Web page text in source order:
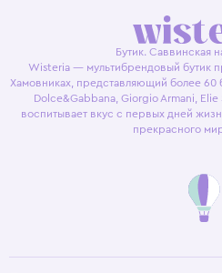
Бутик. Саввинская
Wisteria — мультибрендовый бутик
Хамовниках, представляющий более 60
Dolce&Gabbana, Giorgio Armani, Elie
воспитывает вкус с первых дней
прекрасного